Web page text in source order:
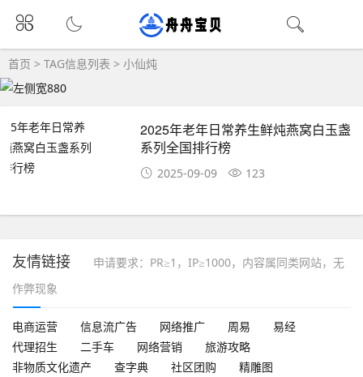
首页 > TAG信息列表 > 小仙炖
2025年老年日常养生鲜炖燕窝白玉盏
系列全国排行榜
2025-09-09 123
友情链接
申请要求：PR≥1，IP≥1000，内容属同类网站，无
作弊现象
电商运营 信息流广告 网络推广 周易
易经
代理招生
二手车 网络营销
旅游攻略
非物质文化遗产
查字典 社区团购
精雕图